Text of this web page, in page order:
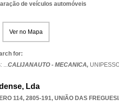
de veículos automóveis
Ver no Mapa
for:
...CALIJANAUTO - MECANICA,
Lda
114, 2805-191, UNIÃO DAS